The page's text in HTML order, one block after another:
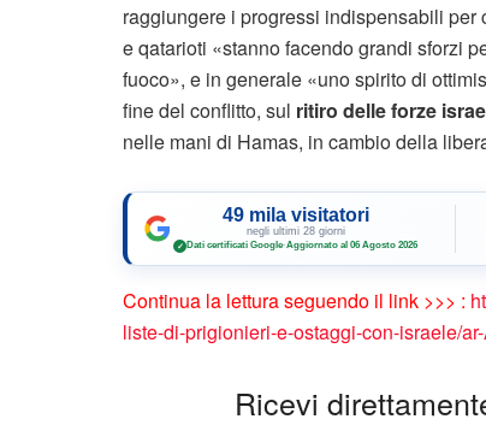
raggiungere i progressi indispensabili
e qatarioti «stanno facendo grandi sforzi
fuoco», e in generale «uno spirito di
fine del conflitto, sul ritiro delle forze
nelle mani di Hamas, in cambio della
49 mila visitatori
negli ultimi 28 giorni
✓ Dati certificati Google·Aggiornato al 06 Agosto 2026
Continua la lettura seguendo il link >>> :
liste-di-prigionieri-e-ostaggi-con-israele/
Ricevi